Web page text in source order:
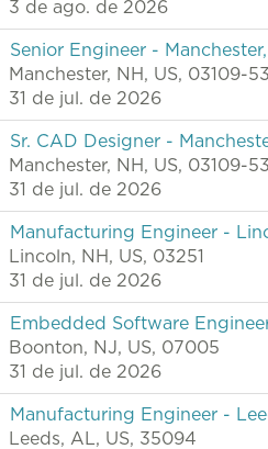
3 de ago. de 2026
Senior Engineer -
Manchester, NH, US, 03109-
31 de jul. de 2026
Sr. CAD Designer -
Manchester, NH, US, 03109-
31 de jul. de 2026
Manufacturing Engineer -
Lincoln, NH, US, 03251
31 de jul. de 2026
Embedded Software
Boonton, NJ, US, 07005
31 de jul. de 2026
Manufacturing Engineer -
Leeds, AL, US, 35094